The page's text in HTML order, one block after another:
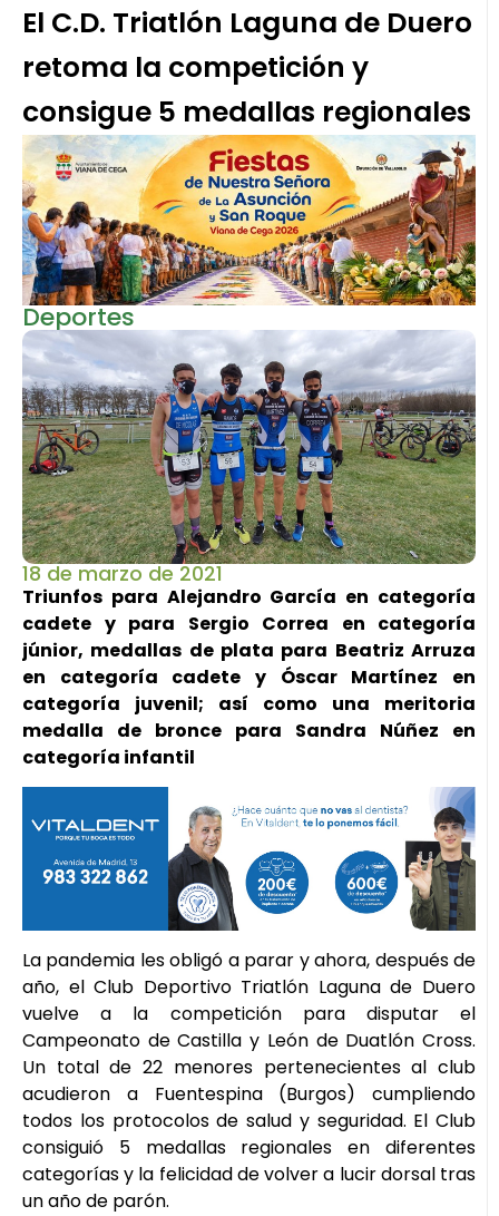
El C.D. Triatlón Laguna de Duero
retoma la competición y
consigue 5 medallas regionales
Deportes
18 de marzo de 2021
Triunfos para Alejandro García en categoría
cadete y para Sergio Correa en categoría
júnior, medallas de plata para Beatriz Arruza
en categoría cadete y Óscar Martínez en
categoría juvenil; así como una meritoria
medalla de bronce para Sandra Núñez en
categoría infantil
La pandemia les obligó a parar y ahora, después de
año, el Club Deportivo Triatlón Laguna de Duero
vuelve a la competición para disputar el
Campeonato de Castilla y León de Duatlón Cross.
Un total de 22 menores pertenecientes al club
acudieron a Fuentespina (Burgos) cumpliendo
todos los protocolos de salud y seguridad. El Club
consiguió 5 medallas regionales en diferentes
categorías y la felicidad de volver a lucir dorsal tras
un año de parón.